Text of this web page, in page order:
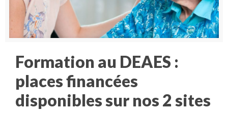
Formation au DEAES :
places financées
disponibles sur nos 2 sites